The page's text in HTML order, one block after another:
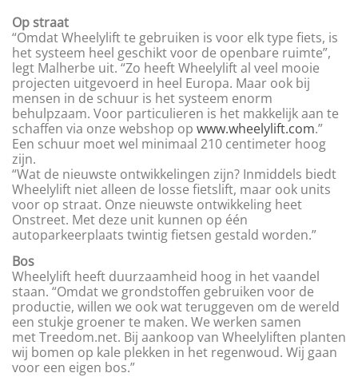
Op straat
“Omdat Wheelylift te gebruiken is voor elk type fiets, is
het systeem heel geschikt voor de openbare ruimte”,
legt Malherbe uit. “Zo heeft Wheelylift al veel mooie
projecten uitgevoerd in heel Europa. Maar ook bij
mensen in de schuur is het systeem enorm
behulpzaam. Voor particulieren is het makkelijk aan te
schaffen via onze webshop op www.wheelylift.com.”
Een schuur moet wel minimaal 210 centimeter hoog
zijn.
“Wat de nieuwste ontwikkelingen zijn? Inmiddels biedt
Wheelylift niet alleen de losse fietslift, maar ook units
voor op straat. Onze nieuwste ontwikkeling heet
Onstreet. Met deze unit kunnen op één
autoparkeerplaats twintig fietsen gestald worden.”
Bos
Wheelylift heeft duurzaamheid hoog in het vaandel
staan. “Omdat we grondstoffen gebruiken voor de
productie, willen we ook wat teruggeven om de wereld
een stukje groener te maken. We werken samen
met Treedom.net. Bij aankoop van Wheelyliften planten
wij bomen op kale plekken in het regenwoud. Wij gaan
voor een eigen bos.”